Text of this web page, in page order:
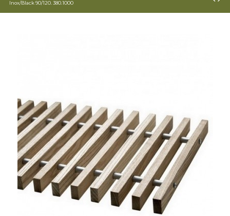
Inox/Black 90/120. 380.1000